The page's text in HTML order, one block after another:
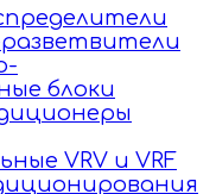
блоки
VRV и VRF